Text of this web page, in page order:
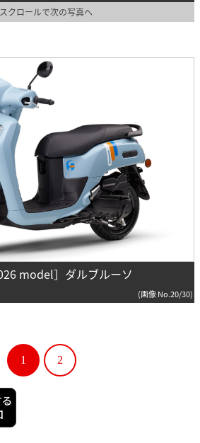
クロールで次の写真へ
model］ダルブルーソ
(画像 No.20/30)
1 2